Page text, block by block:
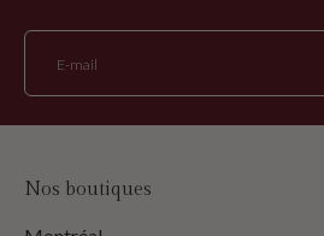
E-mail
Nos boutiques